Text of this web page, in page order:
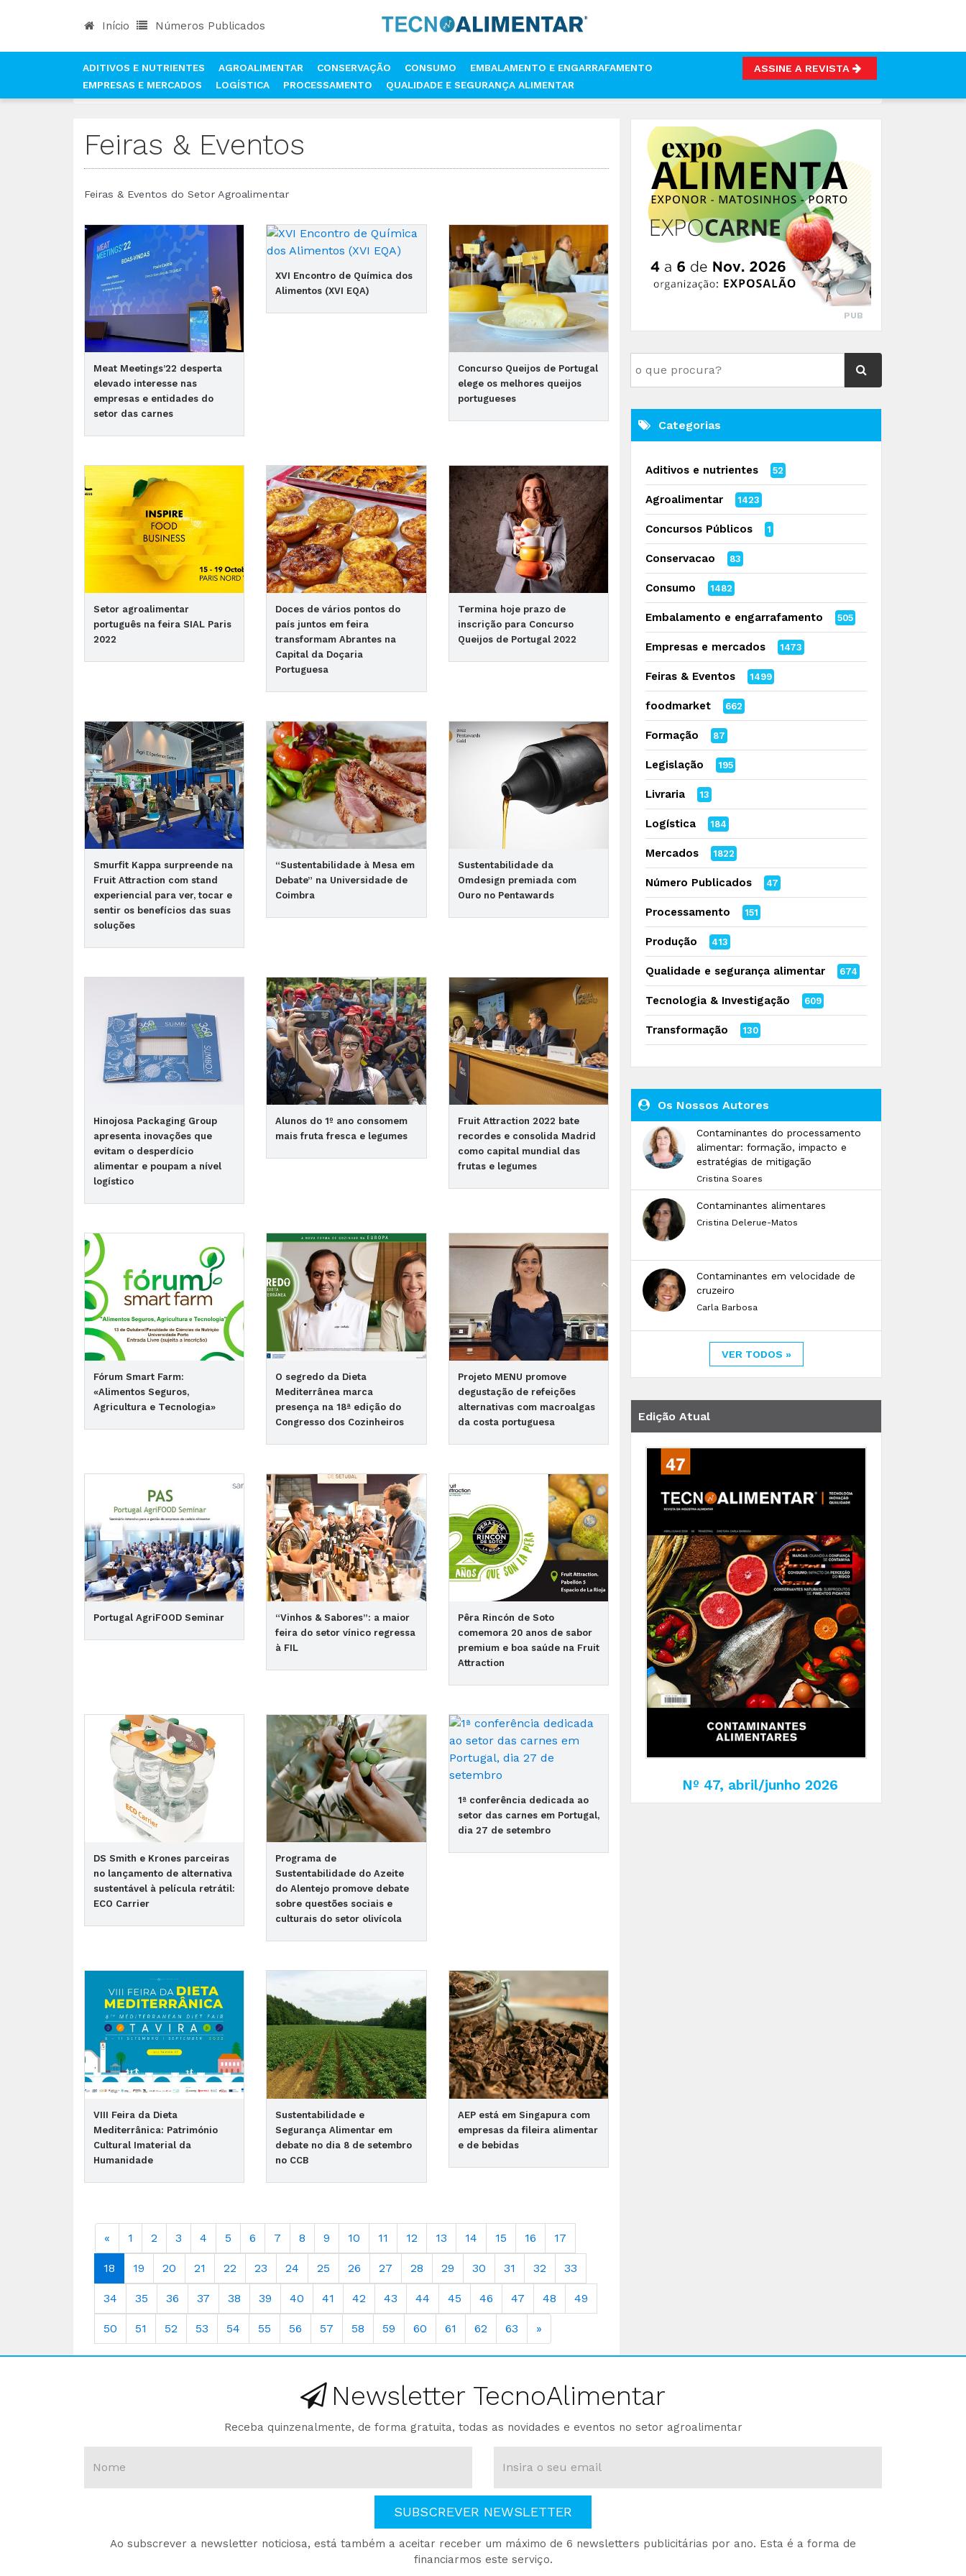
Início Números Publicados
ADITIVOS E NUTRIENTES AGROALIMENTAR CONSERVAÇÃO CONSUMO
EMBALAMENTO E ENGARRAFAMENTO
EMPRESAS E MERCADOS
LOGÍSTICA PROCESSAMENTO QUALIDADE E SEGURANÇA ALIMENTAR
ASSINE A REVISTA
Feiras & Eventos
Feiras & Eventos do Setor Agroalimentar
Meat Meetings’22 desperta
elevado interesse nas
empresas e entidades do
setor das carnes
XVI Encontro de Química dos
Alimentos (XVI EQA)
Concurso Queijos de Portugal
elege os melhores queijos
portugueses
Setor agroalimentar
português na feira SIAL Paris
2022
Doces de vários pontos do
país juntos em feira
transformam Abrantes na
Capital da Doçaria
Portuguesa
Termina hoje prazo de
inscrição para Concurso
Queijos de Portugal 2022
Smurfit Kappa surpreende na
Fruit Attraction com stand
experiencial para ver, tocar e
sentir os benefícios das suas
soluções
“Sustentabilidade à Mesa em
Debate” na Universidade de
Coimbra
Sustentabilidade da
Omdesign premiada com
Ouro no Pentawards
Hinojosa Packaging Group
apresenta inovações que
evitam o desperdício
alimentar e poupam a nível
logístico
Alunos do 1º ano consomem
mais fruta fresca e legumes
Fruit Attraction 2022 bate
recordes e consolida Madrid
como capital mundial das
frutas e legumes
Fórum Smart Farm:
«Alimentos Seguros,
Agricultura e Tecnologia»
O segredo da Dieta
Mediterrânea marca
presença na 18ª edição do
Congresso dos Cozinheiros
Projeto MENU promove
degustação de refeições
alternativas com macroalgas
da costa portuguesa
Portugal AgriFOOD Seminar
“Vinhos & Sabores”: a maior
feira do setor vínico regressa
à FIL
Pêra Rincón de Soto
comemora 20 anos de sabor
premium e boa saúde na Fruit
Attraction
DS Smith e Krones parceiras
no lançamento de alternativa
sustentável à película retrátil:
ECO Carrier
Programa de
Sustentabilidade do Azeite
do Alentejo promove debate
sobre questões sociais e
culturais do setor olivícola
1ª conferência dedicada ao
setor das carnes em Portugal,
dia 27 de setembro
VIII Feira da Dieta
Mediterrânica: Património
Cultural Imaterial da
Humanidade
Sustentabilidade e
Segurança Alimentar em
debate no dia 8 de setembro
no CCB
AEP está em Singapura com
empresas da fileira alimentar
e de bebidas
« 1 2 3 4 5 6 7 8 9 10 11 12 13 14 15 16 17
18 19 20 21 22 23 24 25 26 27 28 29 30 31 32 33
34 35 36 37 38 39 40 41 42 43 44 45 46 47 48 49
50 51 52 53 54 55 56 57 58 59 60 61 62 63 »
PUB
Categorias
Aditivos e nutrientes 52
Agroalimentar 1423
Concursos Públicos 1
Conservacao 83
Consumo 1482
Embalamento e engarrafamento 505
Empresas e mercados 1473
Feiras & Eventos 1499
foodmarket 662
Formação 87
Legislação 195
Livraria 13
Logística 184
Mercados 1822
Número Publicados 47
Processamento 151
Produção 413
Qualidade e segurança alimentar 674
Tecnologia & Investigação 609
Transformação 130
Os Nossos Autores
Contaminantes do processamento
alimentar: formação, impacto e
estratégias de mitigação
Cristina Soares
Contaminantes alimentares
Cristina Delerue-Matos
Contaminantes em velocidade de
cruzeiro
Carla Barbosa
VER TODOS »
Edição Atual
Nº 47, abril/junho 2026
Newsletter TecnoAlimentar
Receba quinzenalmente, de forma gratuita, todas as novidades e eventos no setor agroalimentar
SUBSCREVER NEWSLETTER
Ao subscrever a newsletter noticiosa, está também a aceitar receber um máximo de 6 newsletters publicitárias por ano. Esta é a forma de
financiarmos este serviço.